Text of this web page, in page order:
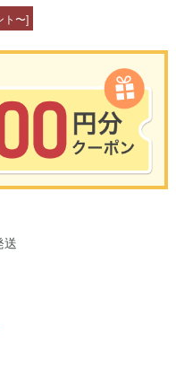
ト〜]
グインすることも可能です。
送